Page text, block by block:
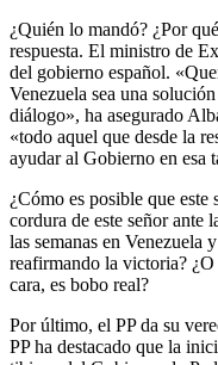
¿Quién lo mandó? ¿Por
respuesta. El ministro de
del gobierno español.
Venezuela sea una
diálogo», ha asegurado
«todo aquel que desde la
ayudar al Gobierno en esa
¿Cómo es posible que
cordura de este señor ante
las semanas en Venezuela
reafirmando la victoria? ¿O
cara, es bobo real?
Por último, el PP da su
PP ha destacado que la